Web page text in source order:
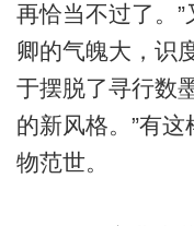
再恰当不过了。”
卿的气魄大，识
于摆脱了寻行数
的新风格。”有
物范世。